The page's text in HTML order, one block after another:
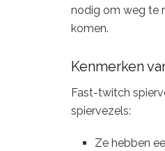
nodig om weg te
komen.
Kenmerken
Fast-twitch
spiervezels:
Ze hebben